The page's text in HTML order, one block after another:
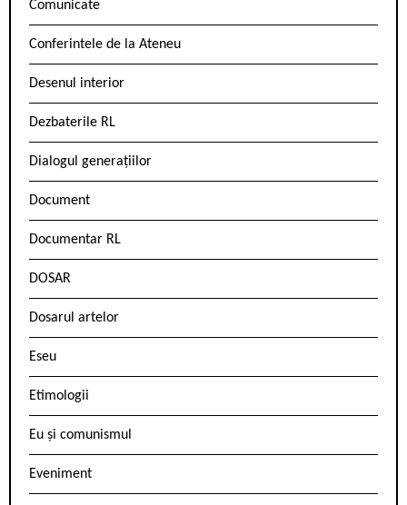
Comunicate
Conferintele de la Ateneu
Desenul interior
Dezbaterile RL
Dialogul generațiilor
Document
Documentar RL
DOSAR
Dosarul artelor
Eseu
Etimologii
Eu și comunismul
Eveniment